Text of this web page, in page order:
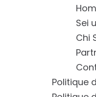
Sei
Chi
Politique